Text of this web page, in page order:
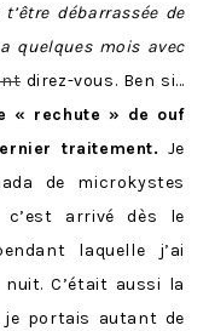
débarrassée de
quelques mois avec
direz-vous. Ben si…
« rechute » de ouf
traitement. Je
de microkystes
arrivé dès le
laquelle j’ai
C’était aussi la
je portais autant de